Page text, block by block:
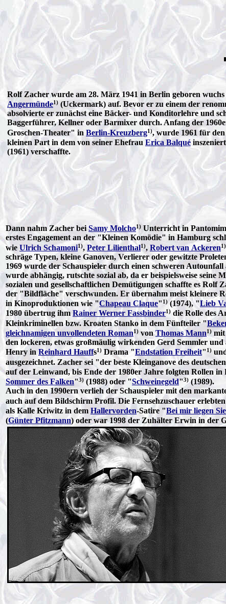
Rolf Zacher wurde am 28. März 1941 in Berlin geboren
Angermünde1) (Uckermark) auf. Bevor er zu einem der
absolvierte er zunächst eine Bäcker- und Konditorlehre und
Baggerführer, Kellner oder Barmixer durch. Anfang der
Groschen-Theater" in Berlin-Kreuzberg1), wurde 1961 für
kleinen Part in dem von seiner Ehefrau Erica Balqué
(1961) verschaffte.
Dann nahm Zacher bei Samy Molcho1) Unterricht in
erstes Engagement an der "Kleinen Komödie" in Hamburg
wie Ulrich Schamoni1), Peter Lilienthal1), Robert van Ackeren1)
schräge Typen, kleine Ganoven, Verlierer oder gewitzte
1969 wurde der Schauspieler durch einen schweren
wurde abhängig, rutschte sozial ab, da er beispielsweise
sozialen und gesellschaftlichen Demütigungen schaffte es
der "Bildfläche" verschwunden. Er übernahm meist kleinere
in Kinoproduktionen wie "Chapeau Claque" 1)(1974), "Lieb
1980 übertrug ihm Rainer Werner Fassbinder1) die Rolle des
Kleinkriminellen bzw. Kroaten Stanko in dem Fünfteiler "
gleichnamigen unvollendeten Roman1) vonThomas Mann1)
den lockeren, etwas großmäulig wirkenden Gerd Semmler
Henry in Reinhard Hauffs1) Drama "Endstation Freiheit" 1)
ausgezeichnet. Zacher sei "der beste Kleinganove des
auf der Leinwand, bis Ende der 1980er Jahre folgten Rollen in
Sommer des Falken"3) (1988) oder "Schweinegeld"3)(1989).
Auch in den 1990ern verlieh der Schauspieler mit den
auch auf dem Bildschirm Profil. Die Fernsehzuschauer
als Kalle Kriwitz in dem Hallervorden-Satire "Bei mir liegen
(Günter Pfitzmann) oder war 1998 der Zuhälter Erwin in der